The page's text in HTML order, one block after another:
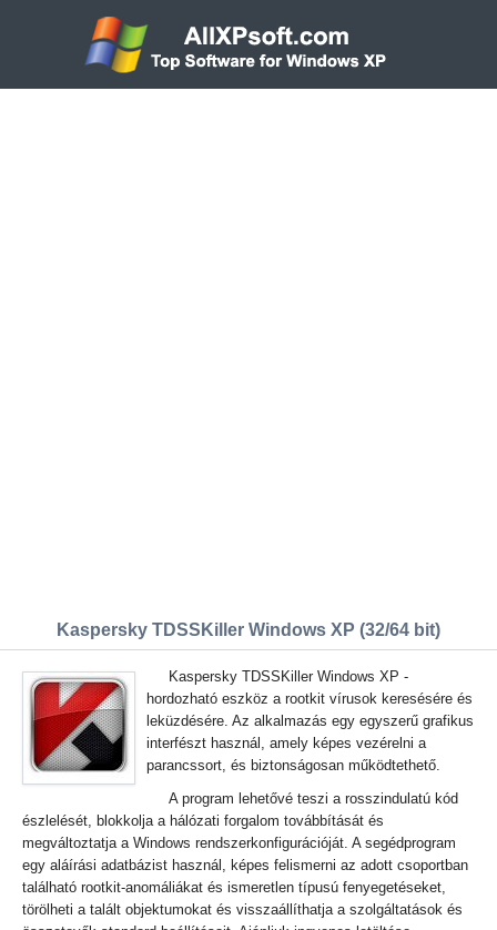
Kaspersky TDSSKiller Windows XP (32/64 bit)
Kaspersky TDSSKiller Windows XP -
hordozható eszköz a rootkit vírusok keresésére és
leküzdésére. Az alkalmazás egy egyszerű grafikus
interfészt használ, amely képes vezérelni a
parancssort, és biztonságosan működtethető.
A program lehetővé teszi a rosszindulatú kód
észlelését, blokkolja a hálózati forgalom továbbítását és
megváltoztatja a Windows rendszerkonfigurációját. A segédprogram
egy aláírási adatbázist használ, képes felismerni az adott csoportban
található rootkit-anomáliákat és ismeretlen típusú fenyegetéseket,
törölheti a talált objektumokat és visszaállíthatja a szolgáltatások és